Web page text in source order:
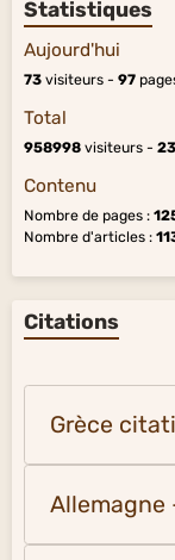
Statistiques
Aujourd'hui
73 visiteurs - 97
Total
958998 visiteurs -
Contenu
Nombre de pages :
Nombre d'articles :
Citations
Grèce